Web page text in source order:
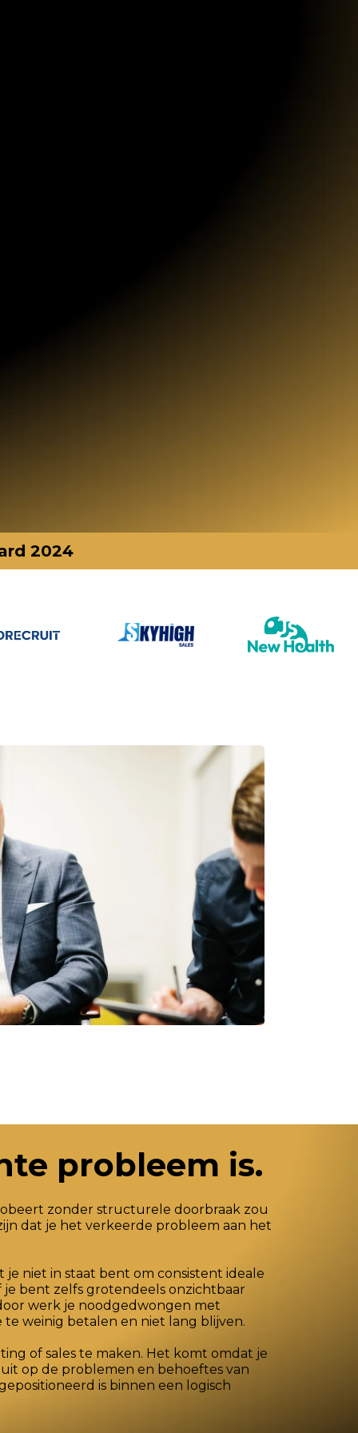
2024
probleem is.
zonder structurele doorbraak zou
dat je het verkeerde probleem aan het
niet in staat bent om consistent ideale
bent zelfs grotendeels onzichtbaar
werk je noodgedwongen met
weinig betalen en niet lang blijven.
of sales te maken. Het komt omdat je
op de problemen en behoeftes van
is binnen een logisch